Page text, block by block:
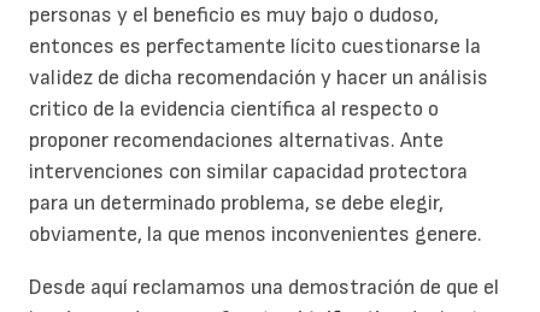
personas y el beneficio es muy bajo o dudoso,
entonces es perfectamente lícito cuestionarse la
validez de dicha recomendación y hacer un análisis
critico de la evidencia científica al respecto o
proponer recomendaciones alternativas. Ante
intervenciones con similar capacidad protectora
para un determinado problema, se debe elegir,
obviamente, la que menos inconvenientes genere.
Desde aquí reclamamos una demostración de que el